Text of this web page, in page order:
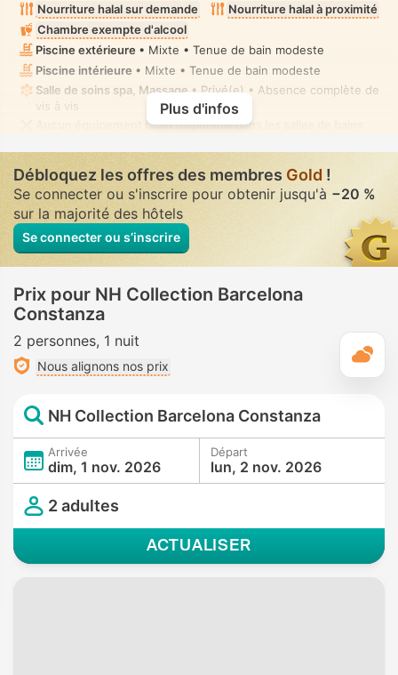
Nourriture halal sur demande
Nourriture halal à proximité
Chambre exempte d'alcool
Piscine extérieure • Mixte • Tenue de bain modeste
Piscine intérieure • Mixte • Tenue de bain modeste
Salle de soins spa, Massage• Privé(e) • Absence complète de
vis à vis
Aucun équipement bidet disponible dans les salles de bains
Plus d'infos
Débloquez les offres des membres Gold !
Se connecter ou s'inscrire pour obtenir jusqu'à −20 %
sur la majorité des hôtels
Se connecter ou s’inscrire
Prix pour NH Collection Barcelona
Constanza
2 personnes 1 nuit
Nous alignons nos prix
NH Collection Barcelona Constanza
Arrivée
dim, 1 nov. 2026
Départ
lun, 2 nov. 2026
2 adultes
ACTUALISER